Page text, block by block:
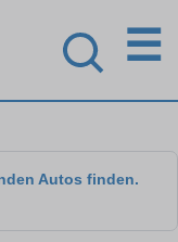
☰
Autos finden.